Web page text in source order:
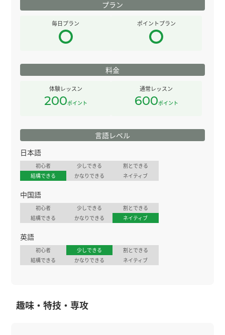
プラン
毎日プラン ポイントプラン
料金
体験レッスン
200ポイント
通常レッスン
600ポイント
言語レベル
日本語
初心者 少しできる
割とできる
結構できる
かなりできる ネイティブ
中国語
初心者 少しできる
割とできる
結構できる
かなりできる ネイティブ
英語
初心者 少しできる
割とできる
結構できる
かなりできる ネイティブ
趣味・特技・専攻